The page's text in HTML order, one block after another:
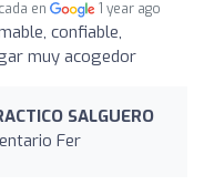
en 1 year ago
confiable,
muy acogedor
SALGUERO
Fer